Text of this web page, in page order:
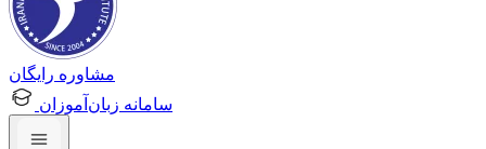
مشاوره رایگان
سامانه زبان‌آموزان